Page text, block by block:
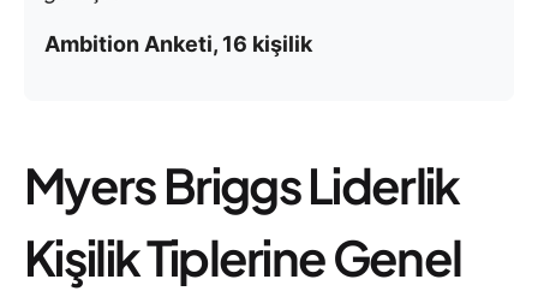
Ambition Anketi, 16 kişilik
Myers Briggs Liderlik
Kişilik Tiplerine Genel